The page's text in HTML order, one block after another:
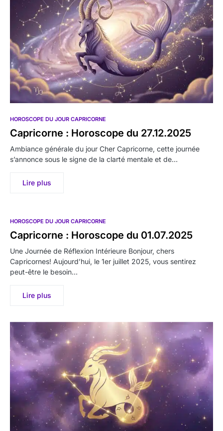
HOROSCOPE DU JOUR CAPRICORNE
Capricorne : Horoscope du 27.12.2025
Ambiance générale du jour Cher Capricorne, cette journée
s’annonce sous le signe de la clarté mentale et de…
Lire plus
HOROSCOPE DU JOUR CAPRICORNE
Capricorne : Horoscope du 01.07.2025
Une Journée de Réflexion Intérieure Bonjour, chers
Capricornes! Aujourd’hui, le 1er juillet 2025, vous sentirez
peut-être le besoin…
Lire plus